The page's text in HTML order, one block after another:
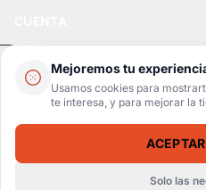
Mejoremos tu
Usamos cookies para
te interesa, y para mejorar la
Solo las
LEGAL
Pago seguro
WebPay